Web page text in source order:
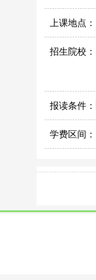
上课地点：
招生院校：
报读条件：
学费区间：